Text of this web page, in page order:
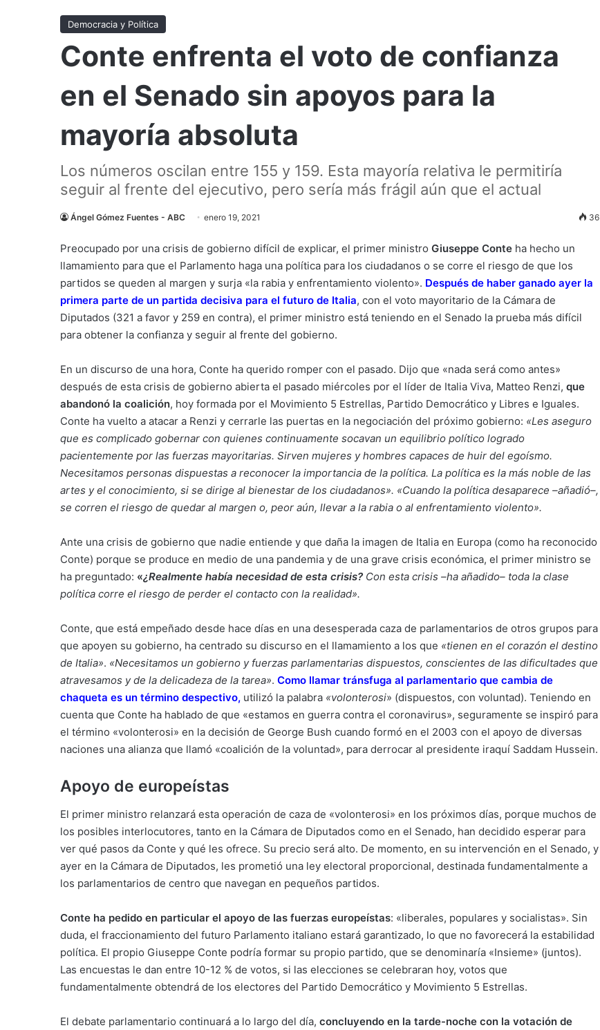
Democracia y Política
Conte enfrenta el voto de confianza
en el Senado sin apoyos para la
mayoría absoluta
Los números oscilan entre 155 y 159. Esta mayoría relativa le permitiría
seguir al frente del ejecutivo, pero sería más frágil aún que el actual
Ángel Gómez Fuentes - ABC enero 19, 2021 36
Preocupado por una crisis de gobierno difícil de explicar, el primer ministro Giuseppe Conte ha hecho un
llamamiento para que el Parlamento haga una política para los ciudadanos o se corre el riesgo de que los
partidos se queden al margen y surja «la rabia y enfrentamiento violento». Después de haber ganado ayer la
primera parte de un partida decisiva para el futuro de Italia, con el voto mayoritario de la Cámara de
Diputados (321 a favor y 259 en contra), el primer ministro está teniendo en el Senado la prueba más difícil
para obtener la confianza y seguir al frente del gobierno.
En un discurso de una hora, Conte ha querido romper con el pasado. Dijo que «nada será como antes»
después de esta crisis de gobierno abierta el pasado miércoles por el líder de Italia Viva, Matteo Renzi, que
abandonó la coalición, hoy formada por el Movimiento 5 Estrellas, Partido Democrático y Libres e Iguales.
Conte ha vuelto a atacar a Renzi y cerrarle las puertas en la negociación del próximo gobierno: «Les aseguro
que es complicado gobernar con quienes continuamente socavan un equilibrio político logrado
pacientemente por las fuerzas mayoritarias. Sirven mujeres y hombres capaces de huir del egoísmo.
Necesitamos personas dispuestas a reconocer la importancia de la política. La política es la más noble de las
artes y el conocimiento, si se dirige al bienestar de los ciudadanos». «Cuando la política desaparece –añadió–,
se corren el riesgo de quedar al margen o, peor aún, llevar a la rabia o al enfrentamiento violento».
Ante una crisis de gobierno que nadie entiende y que daña la imagen de Italia en Europa (como ha reconocido
Conte) porque se produce en medio de una pandemia y de una grave crisis económica, el primer ministro se
ha preguntado: «¿Realmente había necesidad de esta crisis? Con esta crisis –ha añadido– toda la clase
política corre el riesgo de perder el contacto con la realidad».
Conte, que está empeñado desde hace días en una desesperada caza de parlamentarios de otros grupos para
que apoyen su gobierno, ha centrado su discurso en el llamamiento a los que «tienen en el corazón el destino
de Italia». «Necesitamos un gobierno y fuerzas parlamentarias dispuestos, conscientes de las dificultades que
atravesamos y de la delicadeza de la tarea». Como llamar tránsfuga al parlamentario que cambia de
chaqueta es un término despectivo, utilizó la palabra «volonterosi» (dispuestos, con voluntad). Teniendo en
cuenta que Conte ha hablado de que «estamos en guerra contra el coronavirus», seguramente se inspiró para
el término «volonterosi» en la decisión de George Bush cuando formó en el 2003 con el apoyo de diversas
naciones una alianza que llamó «coalición de la voluntad», para derrocar al presidente iraquí Saddam Hussein.
Apoyo de europeístas
El primer ministro relanzará esta operación de caza de «volonterosi» en los próximos días, porque muchos de
los posibles interlocutores, tanto en la Cámara de Diputados como en el Senado, han decidido esperar para
ver qué pasos da Conte y qué les ofrece. Su precio será alto. De momento, en su intervención en el Senado, y
ayer en la Cámara de Diputados, les prometió una ley electoral proporcional, destinada fundamentalmente a
los parlamentarios de centro que navegan en pequeños partidos.
Conte ha pedido en particular el apoyo de las fuerzas europeístas: «liberales, populares y socialistas». Sin
duda, el fraccionamiento del futuro Parlamento italiano estará garantizado, lo que no favorecerá la estabilidad
política. El propio Giuseppe Conte podría formar su propio partido, que se denominaría «Insieme» (juntos).
Las encuestas le dan entre 10-12 % de votos, si las elecciones se celebraran hoy, votos que
fundamentalmente obtendrá de los electores del Partido Democrático y Movimiento 5 Estrellas.
El debate parlamentario continuará a lo largo del día, concluyendo en la tarde-noche con la votación de